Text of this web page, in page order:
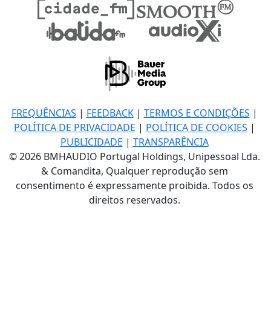
FREQUÊNCIAS | FEEDBACK| TERMOS E CONDIÇÕES |
POLÍTICA DE PRIVACIDADE | POLÍTICA DE COOKIES |
PUBLICIDADE | TRANSPARÊNCIA
© 2026 BMHAUDIO Portugal Holdings, Unipessoal Lda.
& Comandita, Qualquer reprodução sem
consentimento é expressamente proibida. Todos os
direitos reservados.